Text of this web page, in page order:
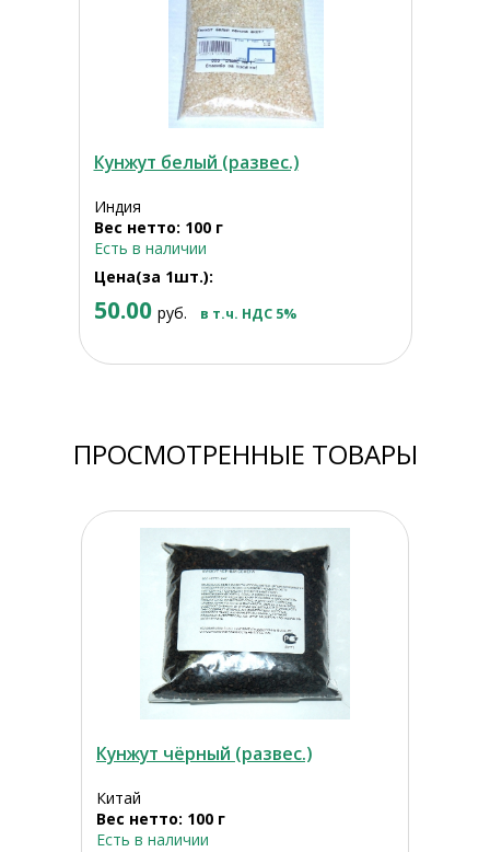
Кунжут белый (развес.)
Индия
Вес нетто: 100 г
Есть в наличии
Цена(за 1шт.):
50.00 руб. в т.ч. НДС 5%
ПРОСМОТРЕННЫЕ ТОВАРЫ
Кунжут чёрный (развес.)
Китай
Вес нетто: 100 г
Есть в наличии